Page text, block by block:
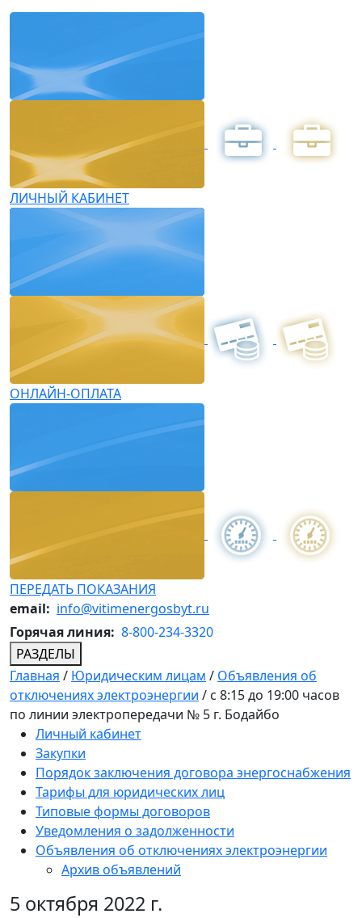
ЛИЧНЫЙ КАБИНЕТ
ОНЛАЙН-ОПЛАТА
ПЕРЕДАТЬ ПОКАЗАНИЯ
email: info@vitimenergosbyt.ru
Горячая линия: 8-800-234-3320
РАЗДЕЛЫ
Главная / Юридическим лицам / Объявления об
отключениях электроэнергии / с 8:15 до 19:00 часов
по линии электропередачи № 5 г. Бодайбо
Личный кабинет
Закупки
Порядок заключения договора энергоснабжения
Тарифы для юридических лиц
Типовые формы договоров
Уведомления о задолженности
Объявления об отключениях электроэнергии
Архив объявлений
5 октября 2022 г.